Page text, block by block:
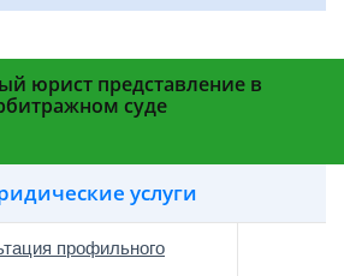
юрист представление в
суде
услуги
профильного